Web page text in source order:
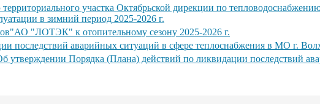
участка Октябрьской дирекции по
в зимний период 2025-2026 г.
"ЛОТЭК" к отопительному сезону 2025-2026 г.
последствий аварийных ситуаций в сфере теплоснабжения в МО г.
утверждении Порядка (Плана) действий по ликвидации последствий